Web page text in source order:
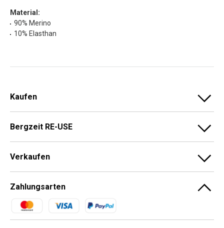
Material:
90% Merino
10% Elasthan
Kaufen
Bergzeit RE-USE
Verkaufen
Zahlungsarten
Zahlungsmethoden